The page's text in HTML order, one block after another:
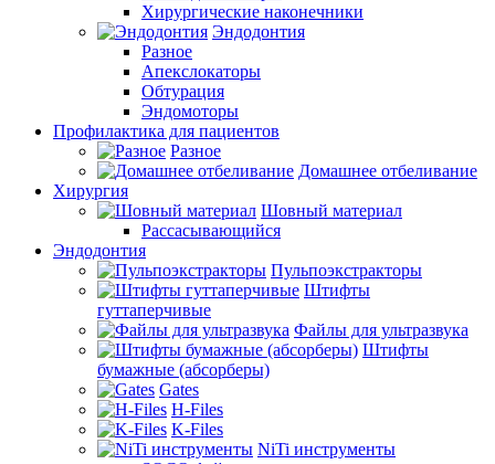
Хирургические наконечники
Эндодонтия
Разное
Апекслокаторы
Обтурация
Эндомоторы
Профилактика для пациентов
Разное
Домашнее отбеливание
Хирургия
Шовный материал
Рассасывающийся
Эндодонтия
Пульпоэкстракторы
Штифты
гуттаперчивые
Файлы для ультразвука
Штифты
бумажные (абсорберы)
Gates
H-Files
K-Files
NiTi инструменты